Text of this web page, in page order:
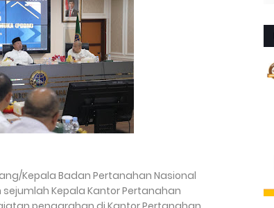
Kepala Badan Pertanahan Nasional
sejumlah Kepala Kantor Pertanahan